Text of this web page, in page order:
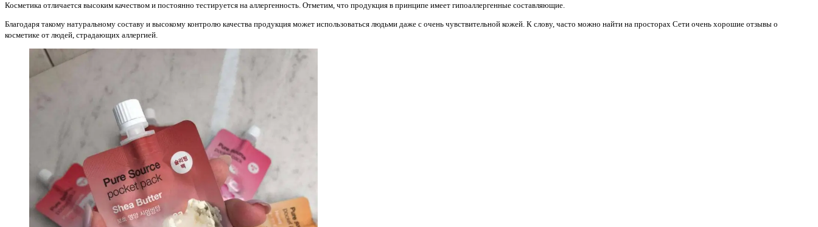
Косметика отличается высоким качеством и постоянно тестируется на аллергенность. Отметим, что продукция в принципе имеет гипоаллергенные составляющие.
Благодаря такому натуральному составу и высокому контролю качества продукция может использоваться людьми даже с очень чувствительной кожей. К слову, часто можно найти на просторах Сети очень хорошие отзывы о
косметике от людей, страдающих аллергией.